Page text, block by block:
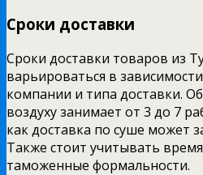
Сроки доставки
Сроки доставки товаров из
варьироваться в
компании и типа доставки.
воздуху занимает от 3 до 7
как доставка по суше может
Также стоит учитывать
таможенные формальности.